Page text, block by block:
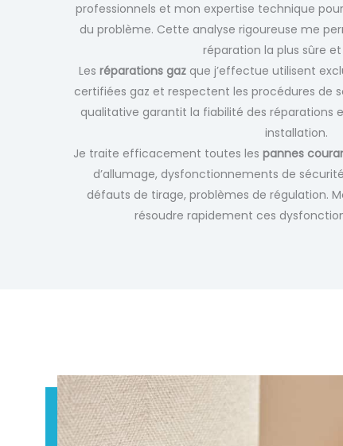
professionnels et mon expertise technique
du problème. Cette analyse rigoureuse me
réparation la plus sûre
Les réparations gazque j’effectue utilisent
certifiées gaz et respectent les procédures de
qualitative garantit la fiabilité des réparations
installation.
Je traite efficacement toutes les pannes
d’allumage, dysfonctionnements de
défauts de tirage, problèmes de régulation.
résoudre rapidement ces